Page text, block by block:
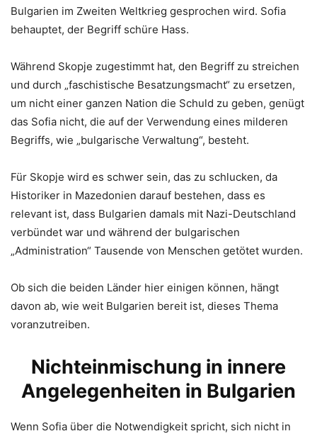
Bulgarien im Zweiten Weltkrieg gesprochen wird. Sofia
behauptet, der Begriff schüre Hass.
Während Skopje zugestimmt hat, den Begriff zu streichen
und durch „faschistische Besatzungsmacht“ zu ersetzen,
um nicht einer ganzen Nation die Schuld zu geben, genügt
das Sofia nicht, die auf der Verwendung eines milderen
Begriffs, wie „bulgarische Verwaltung“, besteht.
Für Skopje wird es schwer sein, das zu schlucken, da
Historiker in Mazedonien darauf bestehen, dass es
relevant ist, dass Bulgarien damals mit Nazi-Deutschland
verbündet war und während der bulgarischen
„Administration“ Tausende von Menschen getötet wurden.
Ob sich die beiden Länder hier einigen können, hängt
davon ab, wie weit Bulgarien bereit ist, dieses Thema
voranzutreiben.
Nichteinmischung in innere
Angelegenheiten in Bulgarien
Wenn Sofia über die Notwendigkeit spricht, sich nicht in